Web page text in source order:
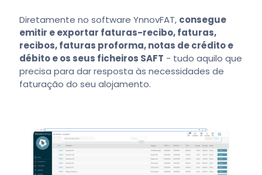
Diretamente no software YnnovFAT, consegue
emitir e exportar faturas-recibo, faturas,
recibos, faturas proforma, notas de crédito e
débito e os seus ficheiros SAFT - tudo aquilo que
precisa para dar resposta às necessidades de
faturação do seu alojamento.